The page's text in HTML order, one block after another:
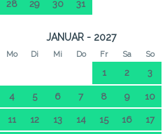
28 29 30 31
JANUAR - 2027
Mo Di Mi Do Fr Sa So
1 2 3
4 5 6 7 8 9 10
11 12 13 14 15 16 17